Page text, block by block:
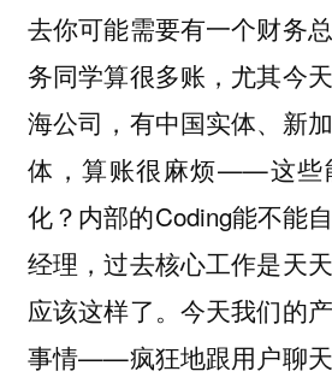
去你可能需要有一个财务
务同学算很多账，尤其今
海公司，有中国实体、新
体，算账很麻烦——这些
化？内部的Coding能不能
经理，过去核心工作是天
应该这样了。今天我们的
事情——疯狂地跟用户聊